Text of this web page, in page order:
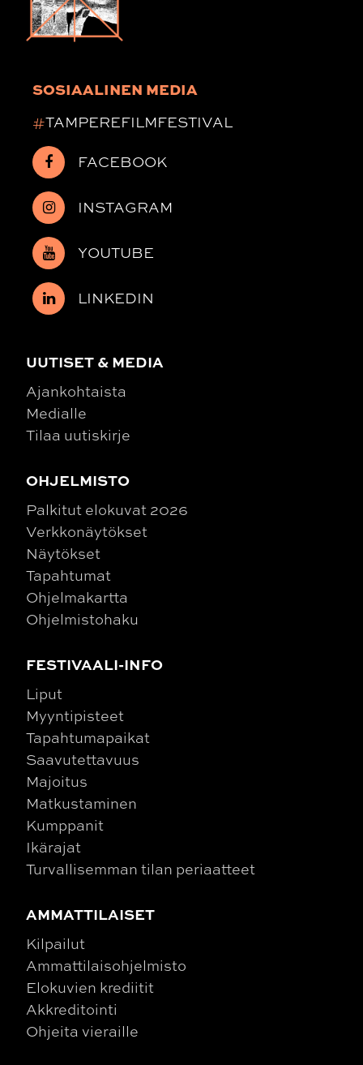
SOSIAALINEN MEDIA
#TAMPEREFILMFESTIVAL
FACEBOOK
INSTAGRAM
YOUTUBE
LINKEDIN
UUTISET & MEDIA
Ajankohtaista
Medialle
Tilaa uutiskirje
OHJELMISTO
Palkitut elokuvat 2026
Verkkonäytökset
Näytökset
Tapahtumat
Ohjelmakartta
Ohjelmistohaku
FESTIVAALI-INFO
Liput
Myyntipisteet
Tapahtumapaikat
Saavutettavuus
Majoitus
Matkustaminen
Kumppanit
Ikärajat
Turvallisemman tilan periaatteet
AMMATTILAISET
Kilpailut
Ammattilaisohjelmisto
Elokuvien krediitit
Akkreditointi
Ohjeita vieraille